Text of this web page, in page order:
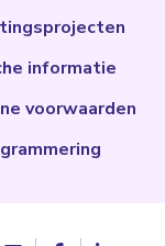
informatie
voorwaarden